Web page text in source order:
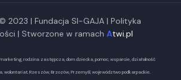
2023 | Fundacja SI-GAJA | Polityka
| Stworzone w ramach Atwi.pl
rodzina zastępcza, dom dziecka, pomoc, wsparcie, działalność
wolontariat, Rzeszów, Brzozów, Przemyśl, województwo podkarpackie.